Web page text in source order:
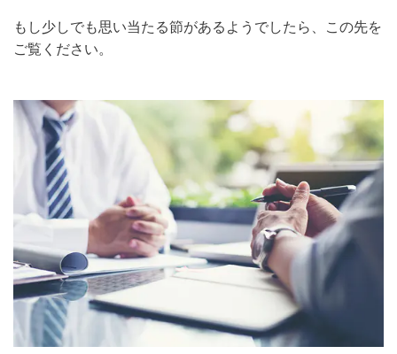
もし少しでも思い当たる節があるようでしたら、この先を
ご覧ください。